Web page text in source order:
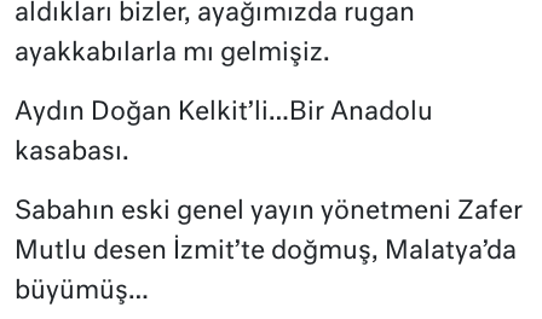
aldıkları bizler, ayağımızda rugan
ayakkabılarla mı gelmişiz.
Aydın Doğan Kelkit’li…Bir Anadolu
kasabası.
Sabahın eski genel yayın yönetmeni Zafer
Mutlu desen İzmit’te doğmuş, Malatya’da
büyümüş…